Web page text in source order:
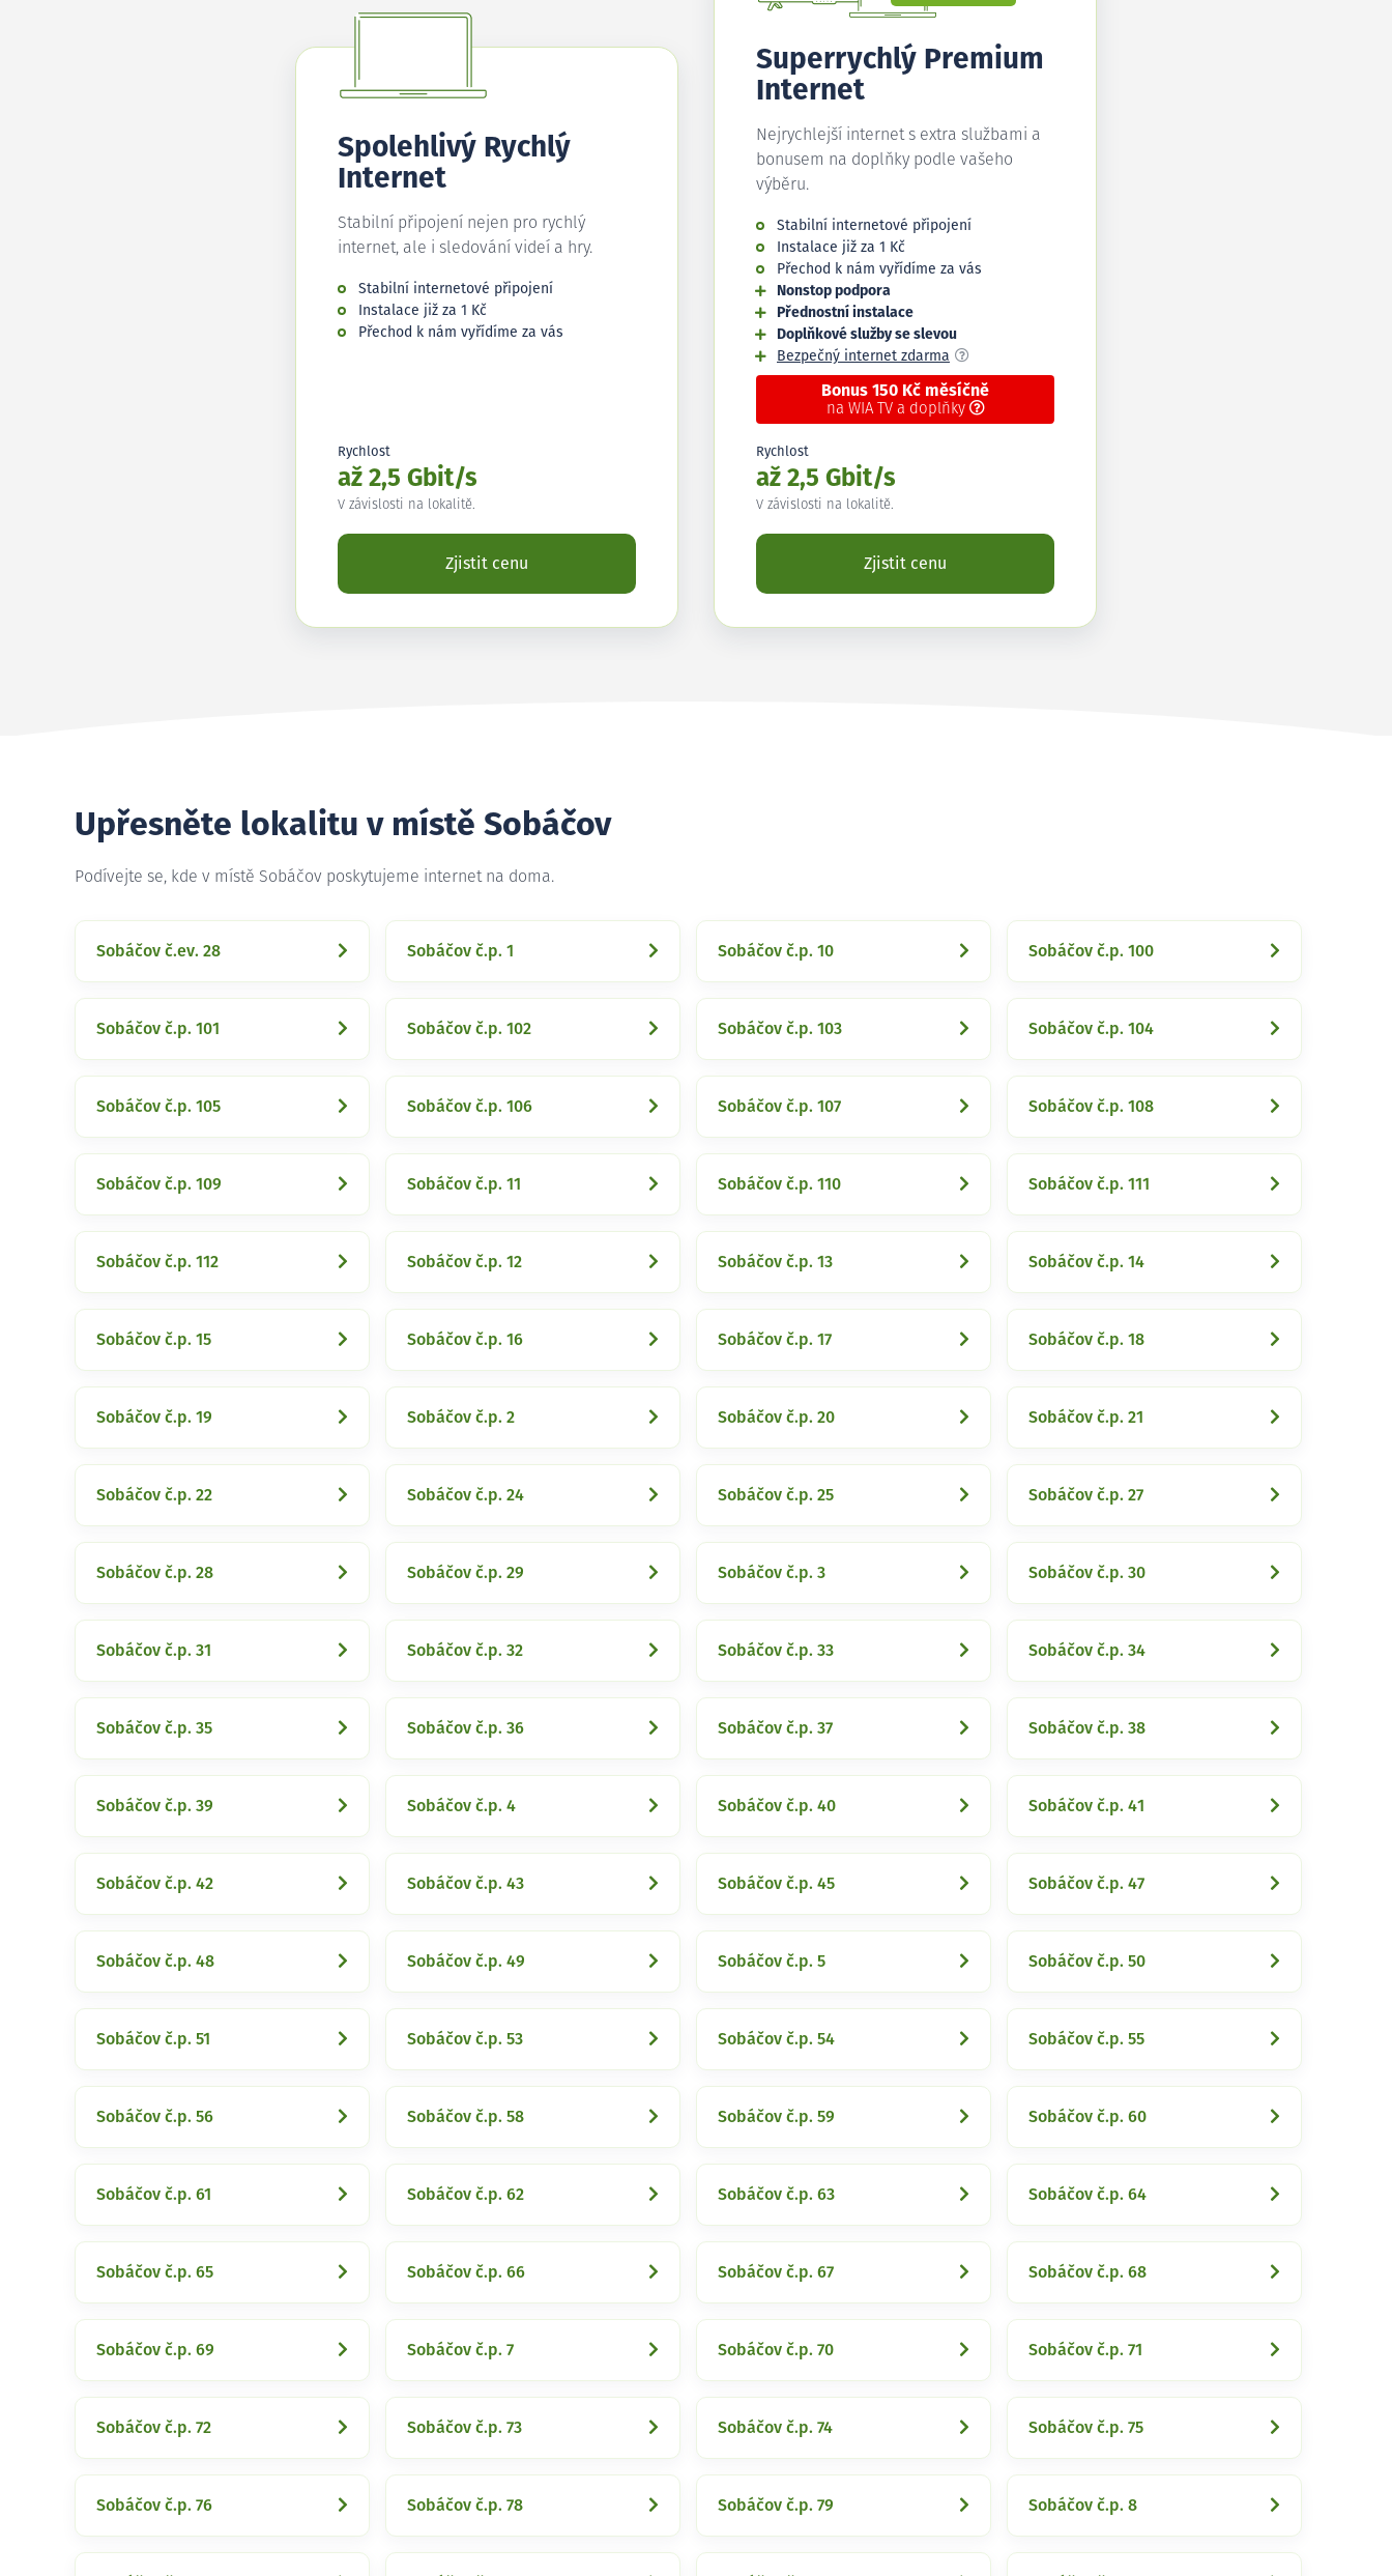
Spolehlivý Rychlý
Internet
Stabilní připojení nejen pro rychlý
internet, ale i sledování videí a hry.
Stabilní internetové připojení
Instalace již za 1 Kč
Přechod k nám vyřídíme za vás
Rychlost
až 2,5 Gbit/s
V závislosti na lokalitě.
Zjistit cenu
Superrychlý Premium
Internet
Nejrychlejší internet s extra službami a
bonusem na doplňky podle vašeho
výběru.
Stabilní internetové připojení
Instalace již za 1 Kč
Přechod k nám vyřídíme za vás
Nonstop podpora
Přednostní instalace
Doplňkové služby se slevou
Bezpečný internet zdarma
Bonus 150 Kč měsíčně
na WIA TV a doplňky
Rychlost
až 2,5 Gbit/s
V závislosti na lokalitě.
Zjistit cenu
Upřesněte lokalitu v místě Sobáčov
Podívejte se, kde v místě Sobáčov poskytujeme internet na doma.
Sobáčov č.ev. 28 Sobáčov č.p. 1 Sobáčov č.p. 10 Sobáčov č.p. 100
Sobáčov č.p. 101 Sobáčov č.p. 102 Sobáčov č.p. 103 Sobáčov č.p. 104
Sobáčov č.p. 105 Sobáčov č.p. 106 Sobáčov č.p. 107 Sobáčov č.p. 108
Sobáčov č.p. 109 Sobáčov č.p. 11 Sobáčov č.p. 110 Sobáčov č.p. 111
Sobáčov č.p. 112 Sobáčov č.p. 12 Sobáčov č.p. 13 Sobáčov č.p. 14
Sobáčov č.p. 15 Sobáčov č.p. 16 Sobáčov č.p. 17 Sobáčov č.p. 18
Sobáčov č.p. 19 Sobáčov č.p. 2 Sobáčov č.p. 20 Sobáčov č.p. 21
Sobáčov č.p. 22 Sobáčov č.p. 24 Sobáčov č.p. 25 Sobáčov č.p. 27
Sobáčov č.p. 28 Sobáčov č.p. 29 Sobáčov č.p. 3 Sobáčov č.p. 30
Sobáčov č.p. 31 Sobáčov č.p. 32 Sobáčov č.p. 33 Sobáčov č.p. 34
Sobáčov č.p. 35 Sobáčov č.p. 36 Sobáčov č.p. 37 Sobáčov č.p. 38
Sobáčov č.p. 39 Sobáčov č.p. 4 Sobáčov č.p. 40 Sobáčov č.p. 41
Sobáčov č.p. 42 Sobáčov č.p. 43 Sobáčov č.p. 45 Sobáčov č.p. 47
Sobáčov č.p. 48 Sobáčov č.p. 49 Sobáčov č.p. 5 Sobáčov č.p. 50
Sobáčov č.p. 51 Sobáčov č.p. 53 Sobáčov č.p. 54 Sobáčov č.p. 55
Sobáčov č.p. 56 Sobáčov č.p. 58 Sobáčov č.p. 59 Sobáčov č.p. 60
Sobáčov č.p. 61 Sobáčov č.p. 62 Sobáčov č.p. 63 Sobáčov č.p. 64
Sobáčov č.p. 65 Sobáčov č.p. 66 Sobáčov č.p. 67 Sobáčov č.p. 68
Sobáčov č.p. 69 Sobáčov č.p. 7 Sobáčov č.p. 70 Sobáčov č.p. 71
Sobáčov č.p. 72 Sobáčov č.p. 73 Sobáčov č.p. 74 Sobáčov č.p. 75
Sobáčov č.p. 76 Sobáčov č.p. 78 Sobáčov č.p. 79 Sobáčov č.p. 8